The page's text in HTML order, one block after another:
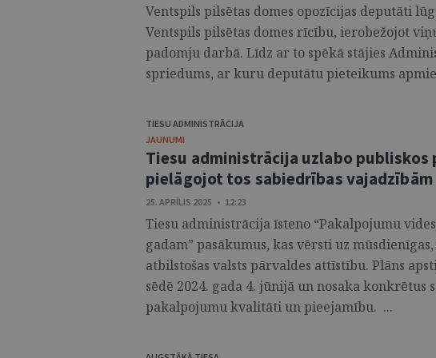
Ventspils pilsētas domes opozīcijas deputāti
Ventspils pilsētas domes rīcību, ierobežojot
padomju darbā. Līdz ar to spēkā stājies
spriedums, ar kuru deputātu pieteikums
TIESU ADMINISTRĀCIJA
JAUNUMI
Tiesu administrācija uzlabo publiskos
pielāgojot tos sabiedrības vajadzībām
25. APRĪLIS 2025 • 12:23
Tiesu administrācija īsteno “Pakalpojumu
gadam” pasākumus, kas vērsti uz
atbilstošas valsts pārvaldes attīstību. Plāns
sēdē 2024. gada 4. jūnijā un nosaka konkrētus
pakalpojumu kvalitāti un pieejamību. ...